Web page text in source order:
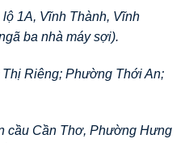
1A, Vĩnh Thành, Vĩnh
ba nhà máy sợi).
Riêng; Phường Thới An;
cầu Cần Thơ, Phường Hưng